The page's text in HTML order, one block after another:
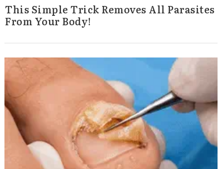
This Simple Trick Removes All Parasites
From Your Body!